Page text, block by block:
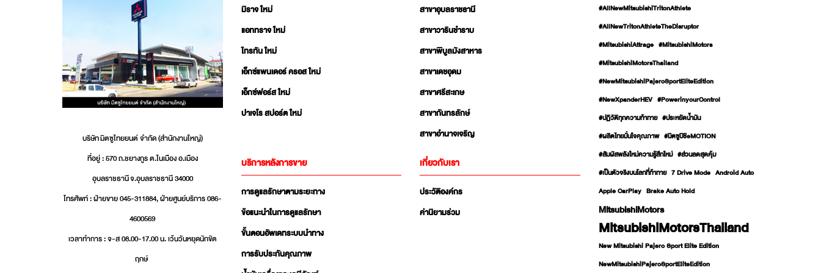
บริษัท มิตซูไทยยนต์ จำกัด (สำนักงานใหญ่)
ที่อยู่ : 570 ถ.ชยางกูร ต.ในเมือง อ.เมือง
อุบลราชธานี จ.อุบลราชธานี 34000
โทรศัพท์ : ฝ่ายขาย 045-311884, ฝ่ายศูนย์บริการ 086-
4600569
เวลาทำการ : จ-ส 08.00-17.00 น. เว้นวันหยุดนักขัต
ฤกษ์
มิราจ ใหม่
แอททราจ ใหม่
ไทรทัน ใหม่
เอ็กซ์แพนเดอร์ ครอส ใหม่
เอ็กซ์ฟอร์ส ใหม่
ปาเจโร สปอร์ต ใหม่
สาขาอุบลราชธานี
สาขาวารินชำราบ
สาขาพิบูลมังสาหาร
สาขาเดชอุดม
สาขาศรีสะเกษ
สาขากันทรลักษ์
สาขาอำนาจเจริญ
บริการหลังการขาย
การดูแลรักษาตามระยะทาง
ข้อแนะนำในการดูแลรักษา
ขั้นตอนอัพเดทระบบนำทาง
การรับประกันคุณภาพ
เกี่ยวกับเรา
ประวัติองค์กร
ค่านิยามร่วม
#AllNewMitsubishiTritonAthlete
#AllNewTritonAthleteTheDisruptor
#MitsubishiAttrage #MitsubishiMotors
#MitsubishiMotorsThailand
#NewMitsubishiPajeroSportEliteEdition
#NewXpanderHEV #PowerinyourControl
#ปฏิวัติทุกความท้าทาย #ประหยัดน้ำมัน
#ผลิตไทยมั่นใจคุณภาพ #มิตซูบิชิeMOTION
#สัมผัสพลังใหม่ความรู้สึกใหม่ #ส่วนลดสุดคุ้ม
#เป็นตัวจริงบนโลกที่ท้าทาย 7 Drive Mode Android Auto
Apple CarPlay Brake Auto Hold
MitsubishiMotors
MitsubishiMotorsThailand
New Mitsubishi Pajero Sport Elite Edition
NewMitsubishiPajeroSportEliteEdition